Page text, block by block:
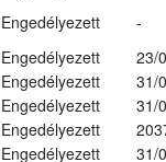
Engedélyezett
-
Engedélyezett
23/
Engedélyezett
31/
Engedélyezett
31/
Engedélyezett
Engedélyezett
31/